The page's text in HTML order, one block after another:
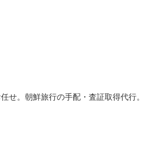
せ。朝鮮旅行の手配・査証取得代行。